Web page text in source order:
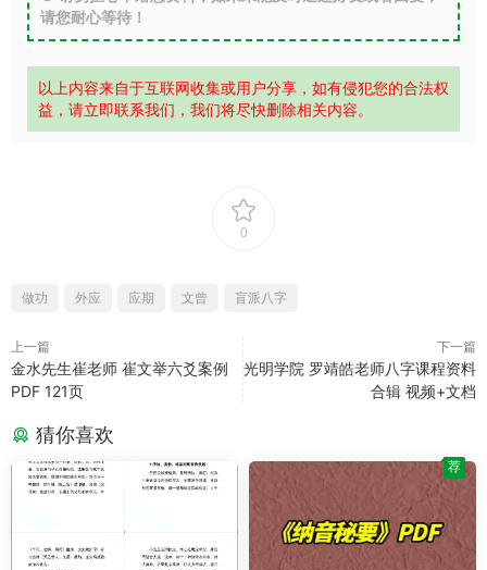
请您耐心等待！
以上内容来自于互联网收集或用户分享，如有侵犯您的合法权
益，请立即联系我们，我们将尽快删除相关内容。
0
做功 外应 应期 文曾 盲派八字
上一篇
金水先生崔老师 崔文举六爻案例
PDF 121页
下一篇
光明学院 罗靖皓老师八字课程资料
合辑 视频+文档
猜你喜欢
荐